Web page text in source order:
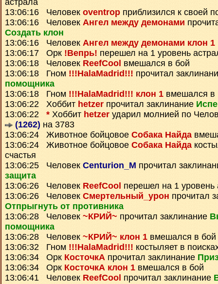
астрала
13:06:16 Человек oventrop приблизился к своей
13:06:16 Человек Ангел между демонами
Создать клон
13:06:16 Человек Ангел между демонами клон 1
13:06:17 Орк !Вепрь! перешел на 1 уровень
13:06:18 Человек ReefCool вмешался в бой
13:06:18 Гном !!!HalaMadrid!!! прочитал
помощника
13:06:18 Гном !!!HalaMadrid!!! клон 1 вмешался в
13:06:22 Хоббит hetzer прочитал заклинание
13:06:22 * Хоббит hetzer ударил молнией по
(1262) на 3783
13:06:24 Животное бойцовое Собака Найда
13:06:24 Животное бойцовое Собака Найда
счастья
13:06:25 Человек Centurion_M прочитал
защита
13:06:26 Человек ReefCool перешел на 1 уровень
13:06:26 Человек Смертельный_урон прочитал
Отпрыгнуть от противника
13:06:28 Человек ~КРИЙ~ прочитал заклинание
помощника
13:06:28 Человек ~КРИЙ~ клон 1 вмешался в бой
13:06:32 Гном !!!HalaMadrid!!! костыляет в
13:06:34 Орк КосточкА прочитал заклинание
13:06:34 Орк КосточкА клон 1 вмешался в бой
13:06:41 Человек ReefCool прочитал заклинание